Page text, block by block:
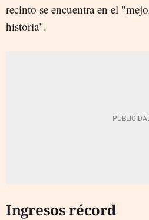
recinto se encuentra en el
historia".
Ingresos récord